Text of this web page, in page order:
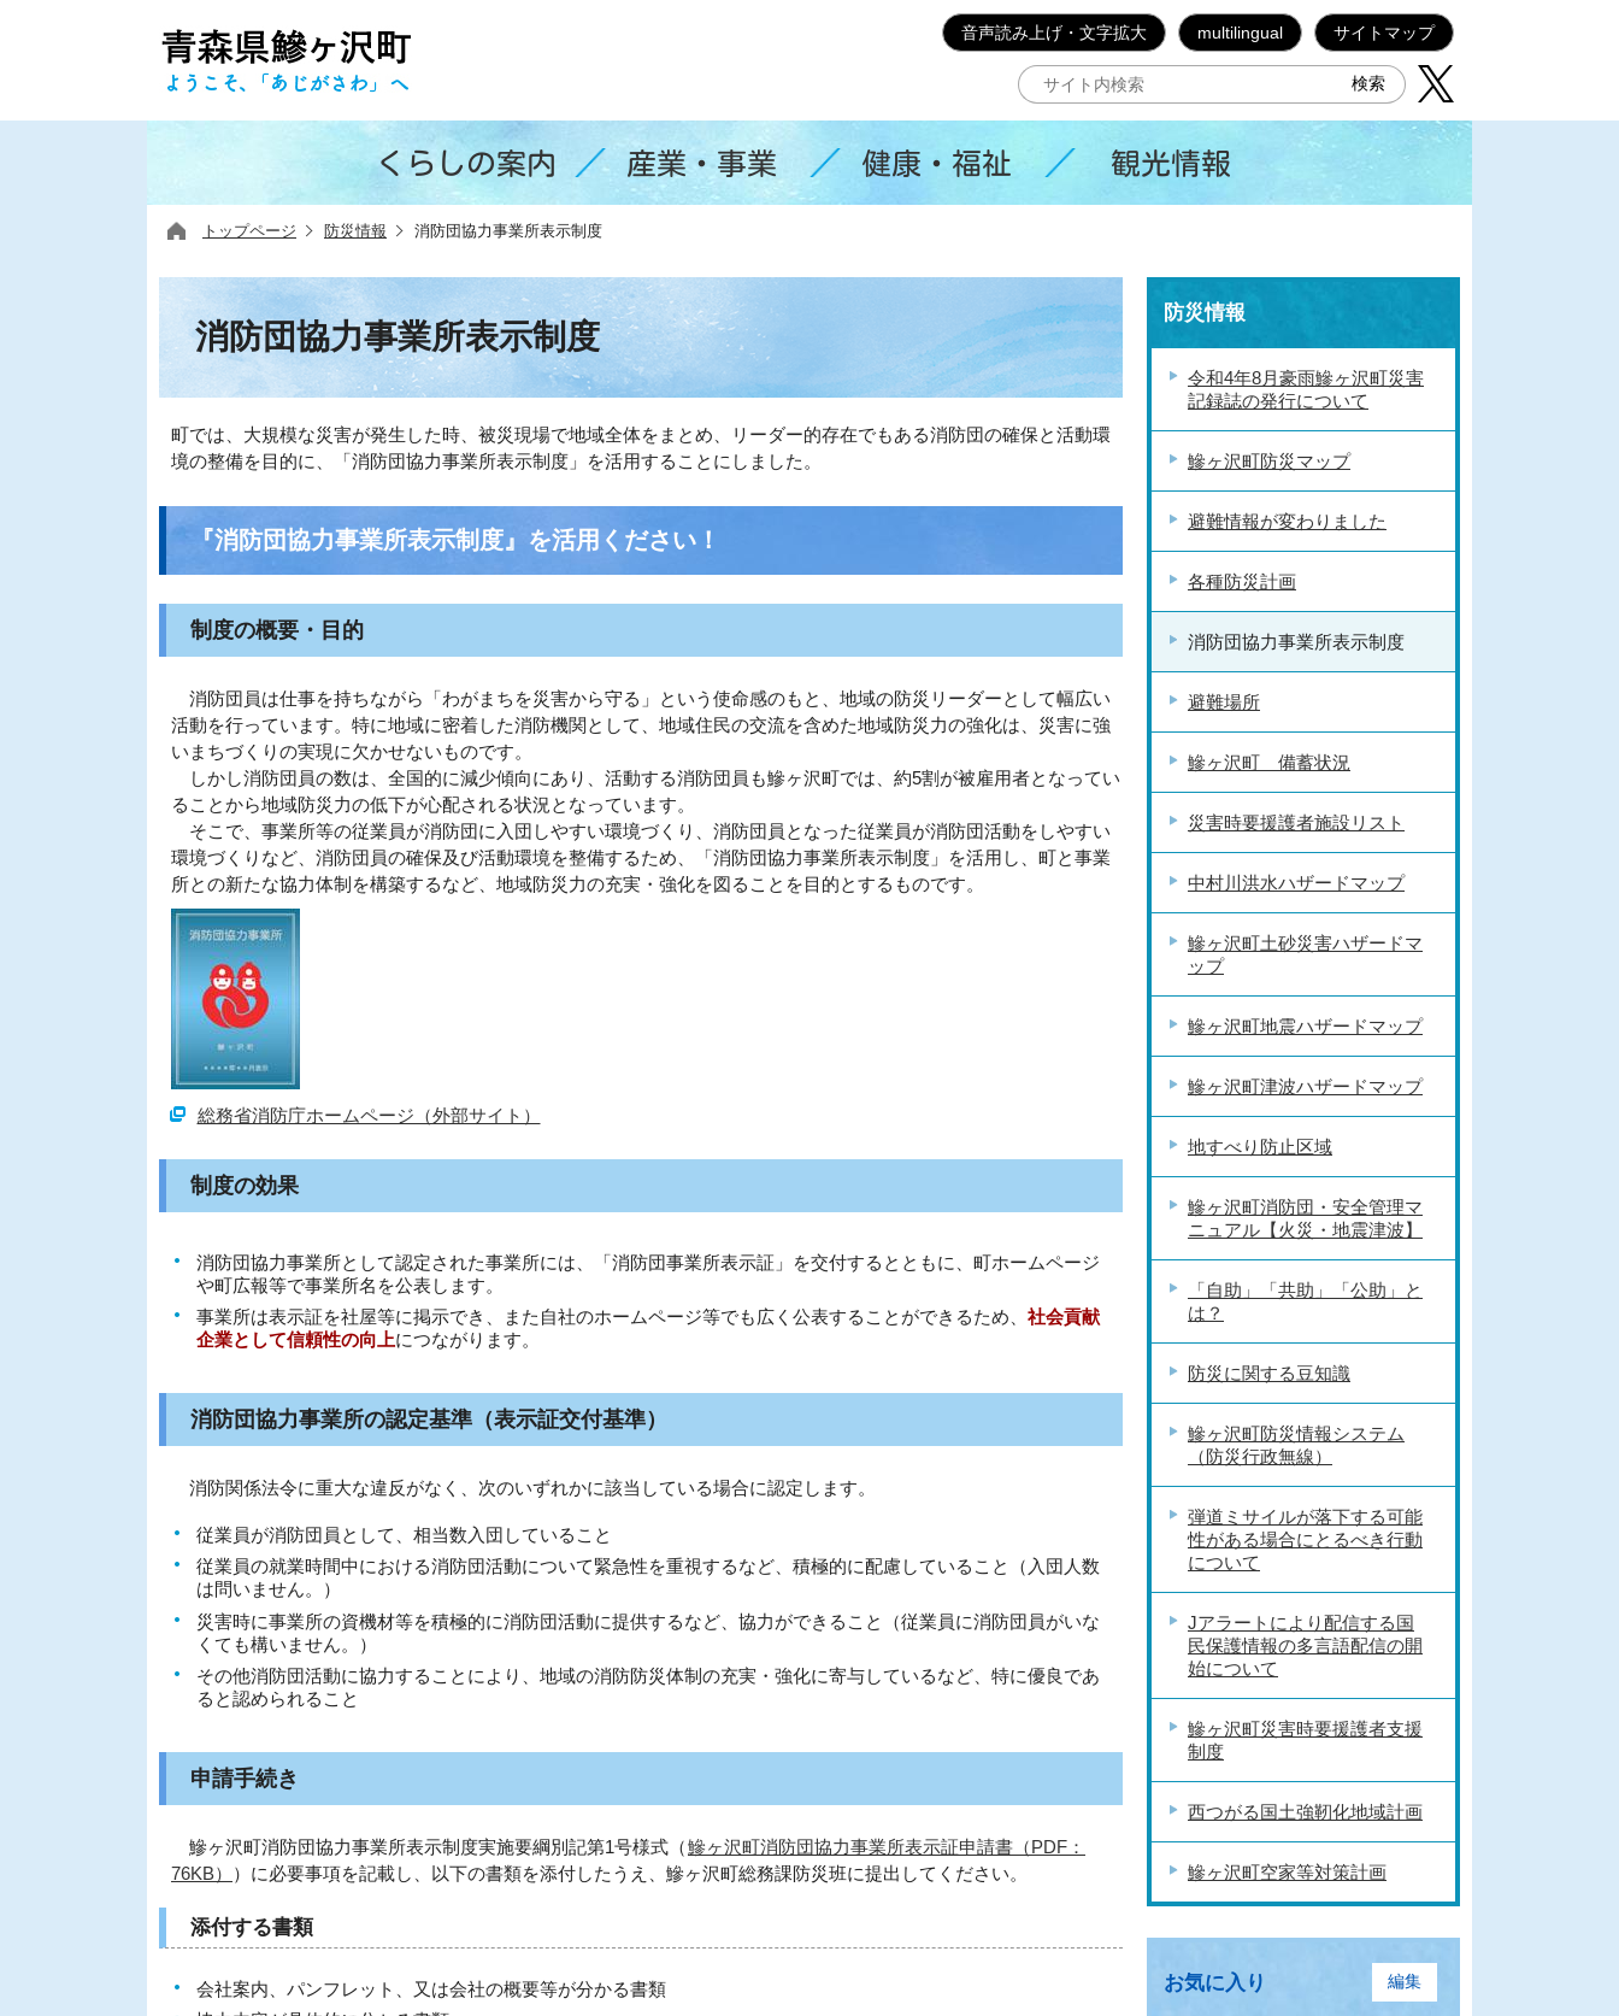
音声読み上げ・文字拡大 multilingual サイトマップ
くらしの案内 産業・事業 健康・福祉 観光情報
トップページ 防災情報 消防団協力事業所表示制度
消防団協力事業所表示制度
町では、大規模な災害が発生した時、被災現場で地域全体をまとめ、リーダー的存在でもある消防団の確保と活動環
境の整備を目的に、「消防団協力事業所表示制度」を活用することにしました。
『消防団協力事業所表示制度』を活用ください！
制度の概要・目的
消防団員は仕事を持ちながら「わがまちを災害から守る」という使命感のもと、地域の防災リーダーとして幅広い
活動を行っています。特に地域に密着した消防機関として、地域住民の交流を含めた地域防災力の強化は、災害に強
いまちづくりの実現に欠かせないものです。
しかし消防団員の数は、全国的に減少傾向にあり、活動する消防団員も鰺ヶ沢町では、約5割が被雇用者となってい
ることから地域防災力の低下が心配される状況となっています。
そこで、事業所等の従業員が消防団に入団しやすい環境づくり、消防団員となった従業員が消防団活動をしやすい
環境づくりなど、消防団員の確保及び活動環境を整備するため、「消防団協力事業所表示制度」を活用し、町と事業
所との新たな協力体制を構築するなど、地域防災力の充実・強化を図ることを目的とするものです。
総務省消防庁ホームページ（外部サイト）
制度の効果
消防団協力事業所として認定された事業所には、「消防団事業所表示証」を交付するとともに、町ホームページ
や町広報等で事業所名を公表します。
事業所は表示証を社屋等に掲示でき、また自社のホームページ等でも広く公表することができるため、 社会貢献
企業として信頼性の向上につながります。
消防団協力事業所の認定基準（表示証交付基準）
消防関係法令に重大な違反がなく、次のいずれかに該当している場合に認定します。
従業員が消防団員として、相当数入団していること
従業員の就業時間中における消防団活動について緊急性を重視するなど、積極的に配慮していること（入団人数
は問いません。）
災害時に事業所の資機材等を積極的に消防団活動に提供するなど、協力ができること（従業員に消防団員がいな
くても構いません。）
その他消防団活動に協力することにより、地域の消防防災体制の充実・強化に寄与しているなど、特に優良であ
ると認められること
申請手続き
鰺ヶ沢町消防団協力事業所表示制度実施要綱別記第1号様式（鰺ヶ沢町消防団協力事業所表示証申請書（PDF：
76KB）
）に必要事項を記載し、以下の書類を添付したうえ、鰺ヶ沢町総務課防災班に提出してください。
添付する書類
会社案内、パンフレット、又は会社の概要等が分かる書類
防災情報
令和4年8月豪雨鰺ヶ沢町災害
記録誌の発行について
鰺ヶ沢町防災マップ
避難情報が変わりました
各種防災計画
消防団協力事業所表示制度
避難場所
鰺ヶ沢町 備蓄状況
災害時要援護者施設リスト
中村川洪水ハザードマップ
鰺ヶ沢町土砂災害ハザードマ
ップ
鰺ヶ沢町地震ハザードマップ
鰺ヶ沢町津波ハザードマップ
地すべり防止区域
鰺ヶ沢町消防団・安全管理マ
ニュアル【火災・地震津波】
「自助」「共助」「公助」と
は？
防災に関する豆知識
鰺ヶ沢町防災情報システム
（防災行政無線）
弾道ミサイルが落下する可能
性がある場合にとるべき行動
について
Jアラートにより配信する国
民保護情報の多言語配信の開
始について
鰺ヶ沢町災害時要援護者支援
制度
西つがる国土強靭化地域計画
鰺ヶ沢町空家等対策計画
お気に入り 編集